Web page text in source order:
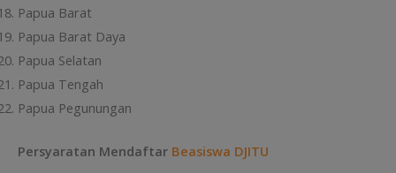
Papua Barat
Papua Barat Daya
Papua Selatan
Papua Tengah
Papua Pegunungan
Persyaratan Mendaftar Beasiswa DJITU